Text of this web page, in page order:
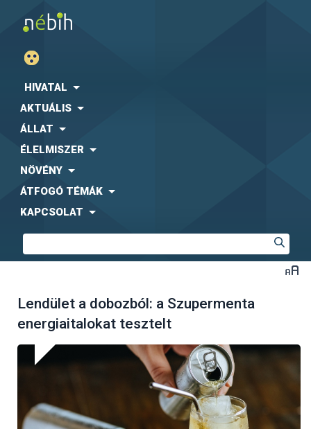
HIVATAL
AKTUÁLIS
ÁLLAT
ÉLELMISZER
NÖVÉNY
ÁTFOGÓ TÉMÁK
KAPCSOLAT
Lendület a dobozból: a Szupermenta
energiaitalokat tesztelt